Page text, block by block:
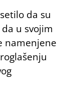
da su
u svojim
namenjene